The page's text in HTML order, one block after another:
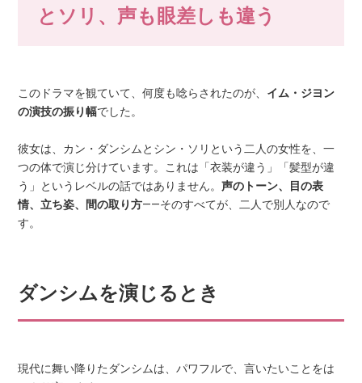
とソリ、声も眼差しも違う
このドラマを観ていて、何度も唸らされたのが、 イム・ジヨン
の演技の振り幅でした。
彼女は、カン・ダンシムとシン・ソリという二人の女性を、一
つの体で演じ分けています。これは「衣装が違う」「髪型が違
う」というレベルの話ではありません。声のトーン、目の表
情、立ち姿、間の取り方——そのすべてが、二人で別人なので
す。
ダンシムを演じるとき
現代に舞い降りたダンシムは、パワフルで、言いたいことをは